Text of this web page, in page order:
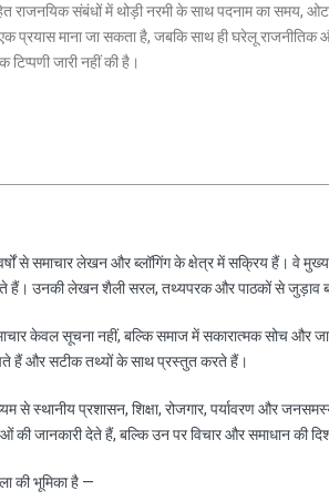
राजनयिक संबंधों में थोड़ी नरमी के साथ पदनाम का समय,
माना जा सकता है, जबकि साथ ही घरेलू राजनीतिक और
जारी नहीं की है।
से समाचार लेखन और ब्लॉगिंग के क्षेत्र में सक्रिय हैं। वे
हैं। उनकी लेखन शैली सरल, तथ्यपरक और पाठकों से जुड़ाव
केवल सूचना नहीं, बल्कि समाज में सकारात्मक सोच और
हैं और सटीक तथ्यों के साथ प्रस्तुत करते हैं।
से स्थानीय प्रशासन, शिक्षा, रोजगार, पर्यावरण और
जानकारी देते हैं, बल्कि उन पर विचार और समाधान की
की भूमिका है —